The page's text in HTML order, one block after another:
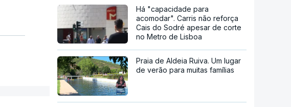
Há "capacidade para
acomodar". Carris não reforça
Cais do Sodré apesar de corte
no Metro de Lisboa
Praia de Aldeia Ruiva. Um lugar
de verão para muitas famílias